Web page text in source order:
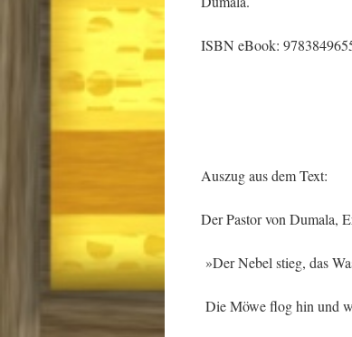
ISBN eBook:
Auszug aus dem Text:
Der Pastor von Dumala,
»Der Nebel stieg, das
Die Möwe flog hin und